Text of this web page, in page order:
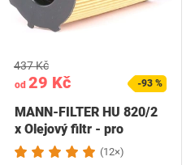
od 29 Kč
437 Kč
-93 %
MANN-FILTER HU 820/2
x Olejový filtr - pro
osobní…
(12×)